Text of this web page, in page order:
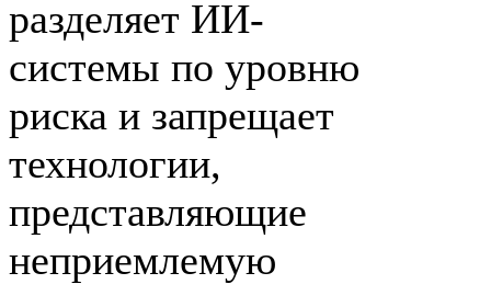
разделяет ИИ-
системы по уровню
риска и запрещает
технологии,
представляющие
неприемлемую